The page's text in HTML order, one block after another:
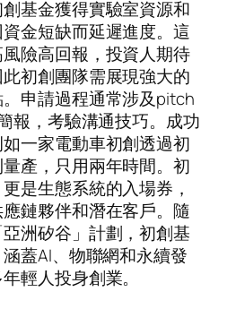
基金獲得實驗室資源和
金短缺而延遲進度。這
險高回報，投資人期待
初創團隊需展現強大的
申請過程通常涉及pitch
報，考驗溝通技巧。成功
一家電動車初創透過初
產，只用兩年時間。初
是生態系統的入場券，
鏈夥伴和潛在客戶。隨
洲矽谷」計劃，初創基
蓋AI、物聯網和永續發
輕人投身創業。